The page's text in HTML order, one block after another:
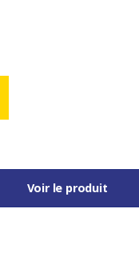
Voir le produit